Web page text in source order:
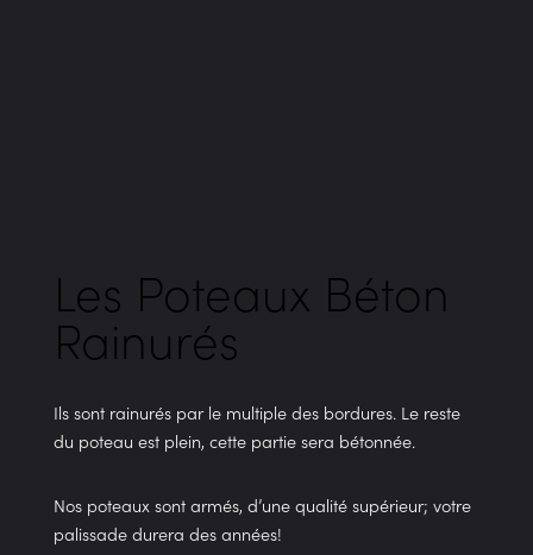
Les Poteaux Béton
Rainurés
Ils sont rainurés par le multiple des bordures. Le reste
du poteau est plein, cette partie sera bétonnée.
Nos poteaux sont armés, d’une qualité supérieur; votre
palissade durera des années!